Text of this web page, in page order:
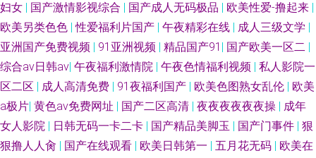
深爱激情激动网 91av福利 A级片男人天堂 久草99福利视频 日韩欧美国产色
色 91rp爆 91熊猫在线免费观看 国产电影免费观看 男人天堂A片 五月妞妞网
91国产超碰在线 国产精久久 欧美亚洲私人 一级肏屄视频区 91麻豆天美传媒
一区丝袜制服 午夜青青草在线 91狼友紧急 www射射射 久久精品AV电影 91
妇女 | 国产激情影视综合 | 国产成人无码极品 | 欧美性爱-撸起来 |
欧美另类色色 |性爱福利片国产 | 午夜精彩在线 | 成人三级文学 |
亚洲国产免费视频 | 91亚洲视频 | 精品国产91 | 国产欧美一区二 |
综合av日韩av| 午夜福利激情院 | 午夜色情福利视频 | 私人影院一
区二区 | 成人高清免费 | 91夜福利国产 | 欧美色图熟女乱伦 | 欧美
a极片| 黄色av免费网址 | 国产二区高清 | 夜夜夜夜夜夜操 | 成年
女人影院 | 日韩无码一卡二卡 | 国产精品美脚玉 | 国产门事件 | 狠
狠撸人人肏 | 国产在线观看 | 欧美日韩第一 | 五月花无码 | 欧美在